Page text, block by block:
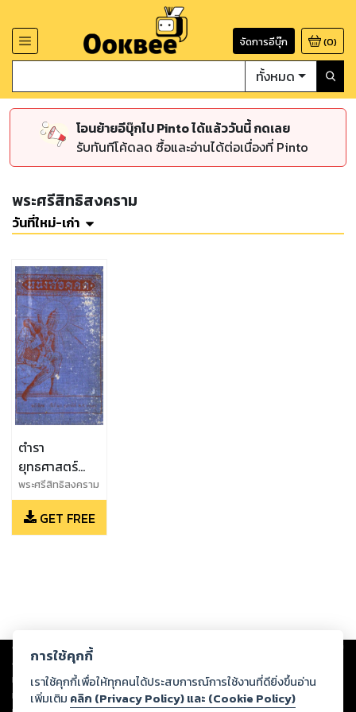
จัดการอีบุ๊ก (0)
ทั้งหมด
โอนย้ายอีบุ๊กไป Pinto ได้แล้ววันนี้ กดเลย
รับทันทีโค้ดลด ซื้อและอ่านได้ต่อเนื่องที่ Pinto
พระศรีสิทธิสงคราม
วันที่ใหม่-เก่า
ตำรา
ยุทธศาสตร์
ของกรม
ยุทธการทหาร
บก
พระศรีสิทธิสงคราม
GET FREE
Copyright © 2026
ต่อผลงานหรือเนื้อหาใดที่อัปโหลดผ่านเว็บไซต์และปรากฏว่าละเมิดสิทธิใน
ทรัพย์สินทางปัญญาของบุคคลอื่นหรือขัดต่อกฎหมายและศีลธรรม ดังนั้น ผู้อ่าน
ทุกท่านโปรดใช้วิจารณญาณในการกลั่นกรองด้วยตนเอง และหากท่านพบว่าส่วน
การใช้คุกกี้
เราใช้คุกกี้เพื่อให้ทุกคนได้ประสบการณ์การใช้งานที่ดียิ่งขึ้นอ่าน
เพิ่มเติม คลิก (Privacy Policy) และ (Cookie Policy)